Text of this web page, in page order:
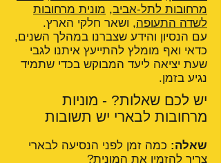
מרחובות לתל-אביב, מונית מרחובות
לשדה התעופה, ושאר חלקי הארץ.
עם הנסיון והידע שצברנו במהלך השנים,
כדאי ואף מומלץ להתייעץ איתנו לגבי
שעת יציאה ליעד המבוקש בכדי שתמיד
נגיע בזמן.
יש לכם שאלות? - מוניות
מרחובות לבארי יש תשובות
שאלה: כמה זמן לפני הנסיעה לבארי
צריך להזמין את המונית?